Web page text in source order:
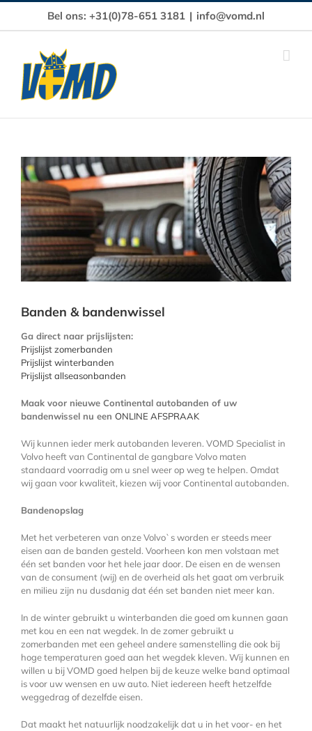
Ga
inhoud
Bel ons: +31(0)78-651 3181 | info@vomd.nl
Bekijk
grotere
afbeelding
Banden & bandenwissel
Ga direct naar prijslijsten:
Prijslijst zomerbanden
Prijslijst winterbanden
Prijslijst allseasonbanden
Maak voor nieuwe Continental autobanden of uw
bandenwissel nu een ONLINE AFSPRAAK
Wij kunnen ieder merk autobanden leveren. VOMD Specialist in
Volvo heeft van Continental de gangbare Volvo maten
standaard voorradig om u snel weer op weg te helpen. Omdat
wij gaan voor kwaliteit, kiezen wij voor Continental autobanden.
Bandenopslag
Met het verbeteren van onze Volvo`s worden er steeds meer
eisen aan de banden gesteld. Voorheen kon men volstaan met
één set banden voor het hele jaar door. De eisen en de wensen
van de consument (wij) en de overheid als het gaat om verbruik
en milieu zijn nu dusdanig dat één set banden niet meer kan.
In de winter gebruikt u winterbanden die goed om kunnen gaan
met kou en een nat wegdek. In de zomer gebruikt u
zomerbanden met een geheel andere samenstelling die ook bij
hoge temperaturen goed aan het wegdek kleven. Wij kunnen en
willen u bij VOMD goed helpen bij de keuze welke band optimaal
is voor uw wensen en uw auto. Niet iedereen heeft hetzelfde
weggedrag of dezelfde eisen.
Dat maakt het natuurlijk noodzakelijk dat u in het voor- en het